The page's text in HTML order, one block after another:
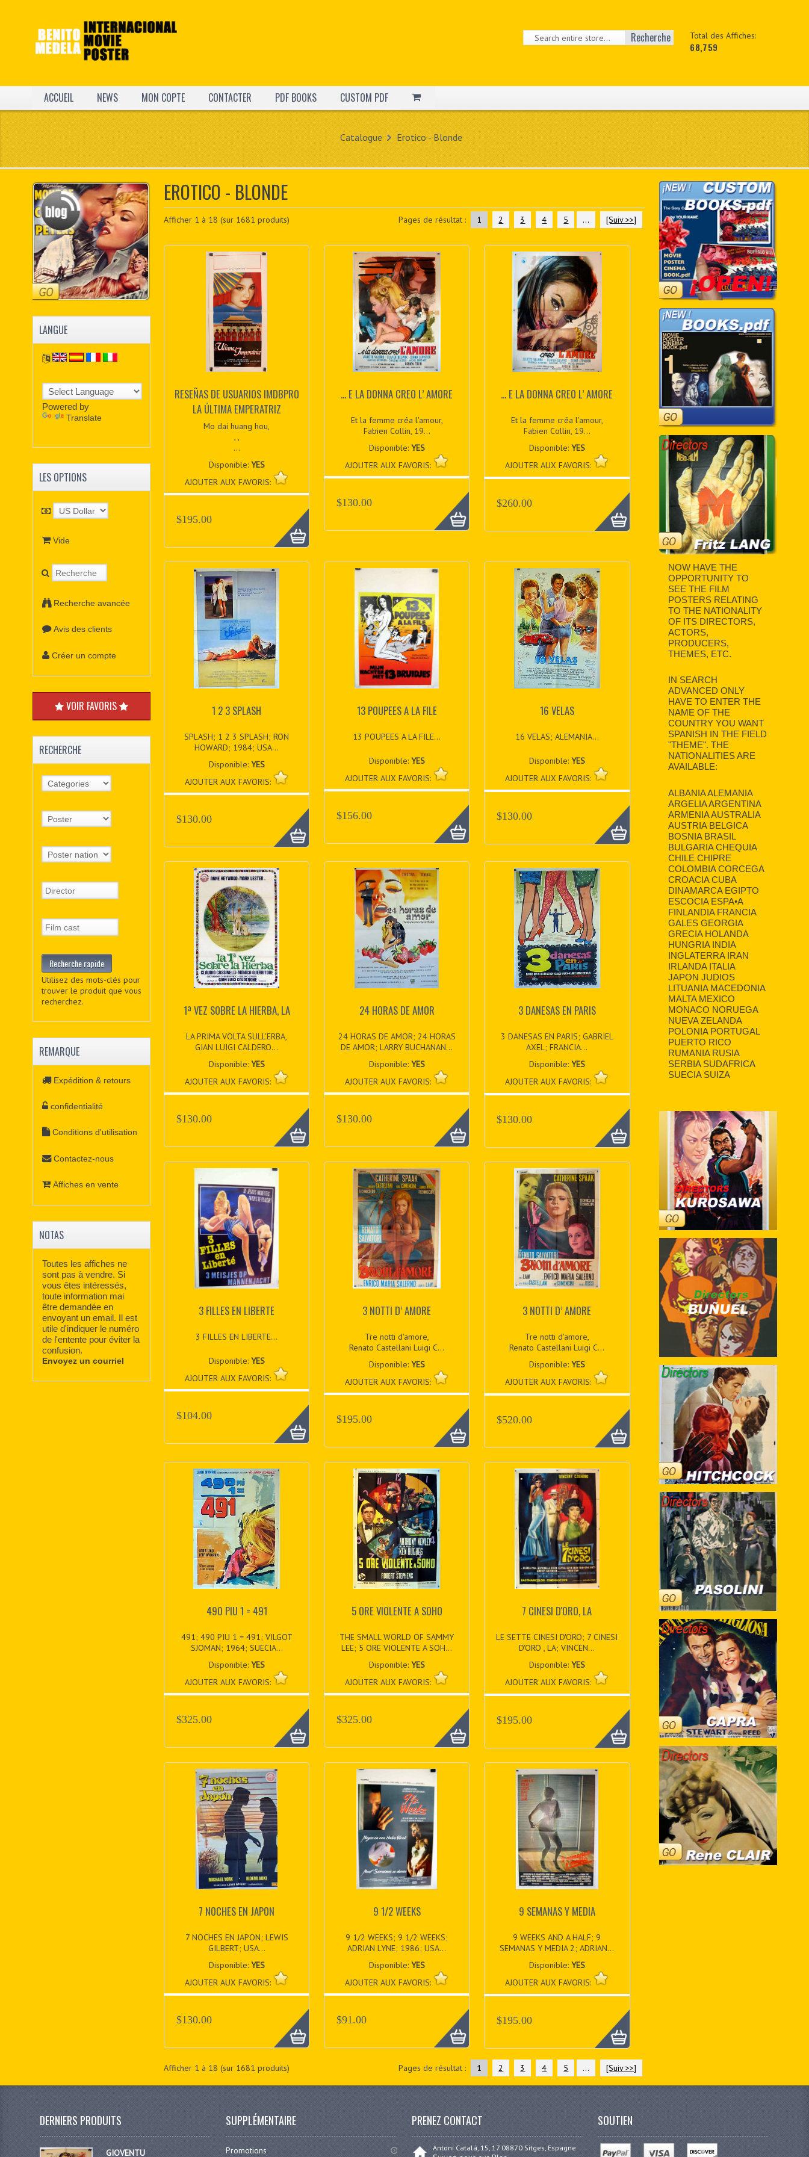
Total des Affiches:
68,759
Recherche
ACCUEIL NEWS MON COPTE CONTACTER PDF BOOKS CUSTOM PDF
Catalogue Erotico - Blonde
EROTICO - BLONDE
Pages de résultat : 1 2 3 4 5 ... [Suiv >>]
Afficher 1 à 18 (sur 1681 produits)
RESEÑAS DE USUARIOS IMDBPRO
LA ÚLTIMA EMPERATRIZ
Mo dai huang hou,
, ,
...
Disponible: YES
AJOUTER AUX FAVORIS:
$195.00
... E LA DONNA CREO L’ AMORE
Et la femme créa l'amour,
Fabien Collin, 19...
Disponible: YES
AJOUTER AUX FAVORIS:
$130.00
... E LA DONNA CREO L’ AMORE
Et la femme créa l'amour,
Fabien Collin, 19...
Disponible: YES
AJOUTER AUX FAVORIS:
$260.00
1 2 3 SPLASH
SPLASH; 1 2 3 SPLASH; RON
HOWARD; 1984; USA...
Disponible: YES
AJOUTER AUX FAVORIS:
$130.00
13 POUPEES A LA FILE
13 POUPEES A LA FILE...
Disponible: YES
AJOUTER AUX FAVORIS:
$156.00
16 VELAS
16 VELAS; ALEMANIA...
Disponible: YES
AJOUTER AUX FAVORIS:
$130.00
1ª VEZ SOBRE LA HIERBA, LA
LA PRIMA VOLTA SULL'ERBA,
GIAN LUIGI CALDERO...
Disponible: YES
AJOUTER AUX FAVORIS:
$130.00
24 HORAS DE AMOR
24 HORAS DE AMOR; 24 HORAS
DE AMOR; LARRY BUCHANAN...
Disponible: YES
AJOUTER AUX FAVORIS:
$130.00
3 DANESAS EN PARIS
3 DANESAS EN PARIS; GABRIEL
AXEL; FRANCIA...
Disponible: YES
AJOUTER AUX FAVORIS:
$130.00
3 FILLES EN LIBERTE
3 FILLES EN LIBERTE...
Disponible: YES
AJOUTER AUX FAVORIS:
$104.00
3 NOTTI D’ AMORE
Tre notti d'amore,
Renato Castellani Luigi C...
Disponible: YES
AJOUTER AUX FAVORIS:
$195.00
3 NOTTI D’ AMORE
Tre notti d'amore,
Renato Castellani Luigi C...
Disponible: YES
AJOUTER AUX FAVORIS:
$520.00
490 PIU 1 = 491
491; 490 PIU 1 = 491; VILGOT
SJOMAN; 1964; SUECIA...
Disponible: YES
AJOUTER AUX FAVORIS:
$325.00
5 ORE VIOLENTE A SOHO
THE SMALL WORLD OF SAMMY
LEE; 5 ORE VIOLENTE A SOH...
Disponible: YES
AJOUTER AUX FAVORIS:
$325.00
7 CINESI D'ORO, LA
LE SETTE CINESI D'ORO; 7 CINESI
D'ORO , LA; VINCEN...
Disponible: YES
AJOUTER AUX FAVORIS:
$195.00
7 NOCHES EN JAPON
7 NOCHES EN JAPON; LEWIS
GILBERT; USA...
Disponible: YES
AJOUTER AUX FAVORIS:
$130.00
9 1/2 WEEKS
9 1/2 WEEKS; 9 1/2 WEEKS;
ADRIAN LYNE; 1986; USA...
Disponible: YES
AJOUTER AUX FAVORIS:
$91.00
9 SEMANAS Y MEDIA
9 WEEKS AND A HALF; 9
SEMANAS Y MEDIA 2; ADRIAN...
Disponible: YES
AJOUTER AUX FAVORIS:
$195.00
Pages de résultat : 1 2 3 4 5 ... [Suiv >>]
Afficher 1 à 18 (sur 1681 produits)
LANGUE
Powered by
Translate
LES OPTIONS
Vide
Recherche avancée
Avis des clients
Créer un compte
VOIR FAVORIS
RECHERCHE
Utilisez des mots-clés pour
trouver le produit que vous
recherchez.
REMARQUE
Expédition & retours
confidentialité
Conditions d'utilisation
Contactez-nous
Affiches en vente
NOTAS
Toutes les affiches ne
sont pas à vendre. Si
vous êtes intéressés,
toute information mai
être demandée en
envoyant un email. Il est
utile d'indiquer le numéro
de l'entente pour éviter la
confusion.
Envoyez un courriel
NOW HAVE THE
OPPORTUNITY TO
SEE THE FILM
POSTERS RELATING
TO THE NATIONALITY
OF ITS DIRECTORS,
ACTORS,
PRODUCERS,
THEMES, ETC.
IN SEARCH
ADVANCED ONLY
HAVE TO ENTER THE
NAME OF THE
COUNTRY YOU WANT
SPANISH IN THE FIELD
"THEME". THE
NATIONALITIES ARE
AVAILABLE:
ALBANIA ALEMANIA
ARGELIA ARGENTINA
ARMENIA AUSTRALIA
AUSTRIA BELGICA
BOSNIA BRASIL
BULGARIA CHEQUIA
CHILE CHIPRE
COLOMBIA CORCEGA
CROACIA CUBA
DINAMARCA EGIPTO
ESCOCIA ESPA•A
FINLANDIA FRANCIA
GALES GEORGIA
GRECIA HOLANDA
HUNGRIA INDIA
INGLATERRA IRAN
IRLANDA ITALIA
JAPON JUDIOS
LITUANIA MACEDONIA
MALTA MEXICO
MONACO NORUEGA
NUEVA ZELANDA
POLONIA PORTUGAL
PUERTO RICO
RUMANIA RUSIA
SERBIA SUDAFRICA
SUECIA SUIZA
DERNIERS PRODUITS
GIOVENTU
SUPPLÉMENTAIRE
Promotions
PRENEZ CONTACT
Antoni Catalá, 15, 17 08870 Sitges, Espagne
SOUTIEN